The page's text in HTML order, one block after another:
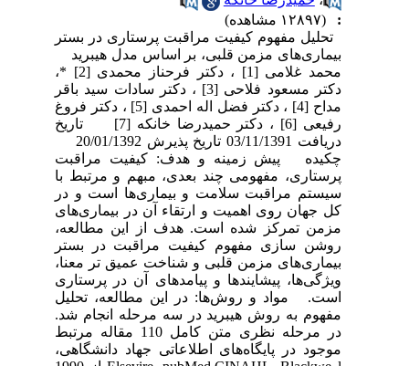
تحلیل مفهوم کیفیت مراقبت پرستاری در بستر
بیماری‌های مزمن قلبی، بر اساس مدل هیبرید
محمد غلامی [1] ، دکتر فرحناز محمدی [2] *،
دکتر مسعود فلاحی [3] ، دکتر سادات سید باقر
مداح [4] ، دکتر فضل اله احمدی [5] ، دکتر فروغ
رفیعی [6] ، دکتر حمیدرضا خانکه [7] تاریخ
دریافت 03/11/1391 تاریخ پذیرش 20/01/1392
چکیده پیش زمینه و هدف: کیفیت مراقبت
پرستاری، مفهومی چند بعدی، مبهم و مرتبط با
سیستم مراقبت سلامت و بیماری‌ها است و در
کل جهان روی اهمیت و ارتقاء آن در بیماری‌های
مزمن تمرکز شده است. هدف از این مطالعه،
روشن سازی مفهوم کیفیت مراقبت در بستر
بیماری‌های مزمن قلبی و شناخت عمیق تر معنا،
ویژگی‌ها، پیشایندها و پیامدهای آن در پرستاری
است. مواد و روش‌ها: در این مطالعه، تحلیل
مفهوم به روش هیبرید در سه مرحله انجام شد.
در مرحله نظری متن کامل 110 مقاله مرتبط
موجود در پایگاه‌های اطلاعاتی جهاد دانشگاهی،